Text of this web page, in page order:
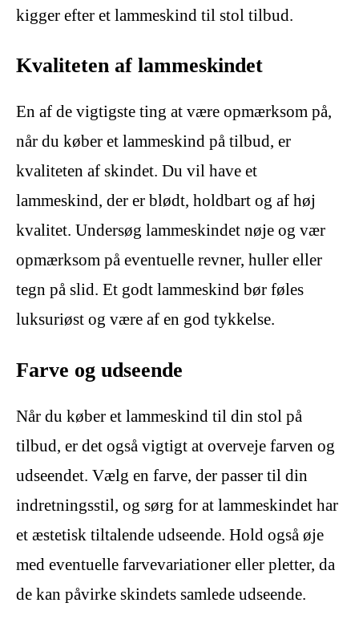
kigger efter et lammeskind til stol tilbud.
Kvaliteten af lammeskindet
En af de vigtigste ting at være opmærksom på,
når du køber et lammeskind på tilbud, er
kvaliteten af skindet. Du vil have et
lammeskind, der er blødt, holdbart og af høj
kvalitet. Undersøg lammeskindet nøje og vær
opmærksom på eventuelle revner, huller eller
tegn på slid. Et godt lammeskind bør føles
luksuriøst og være af en god tykkelse.
Farve og udseende
Når du køber et lammeskind til din stol på
tilbud, er det også vigtigt at overveje farven og
udseendet. Vælg en farve, der passer til din
indretningsstil, og sørg for at lammeskindet har
et æstetisk tiltalende udseende. Hold også øje
med eventuelle farvevariationer eller pletter, da
de kan påvirke skindets samlede udseende.